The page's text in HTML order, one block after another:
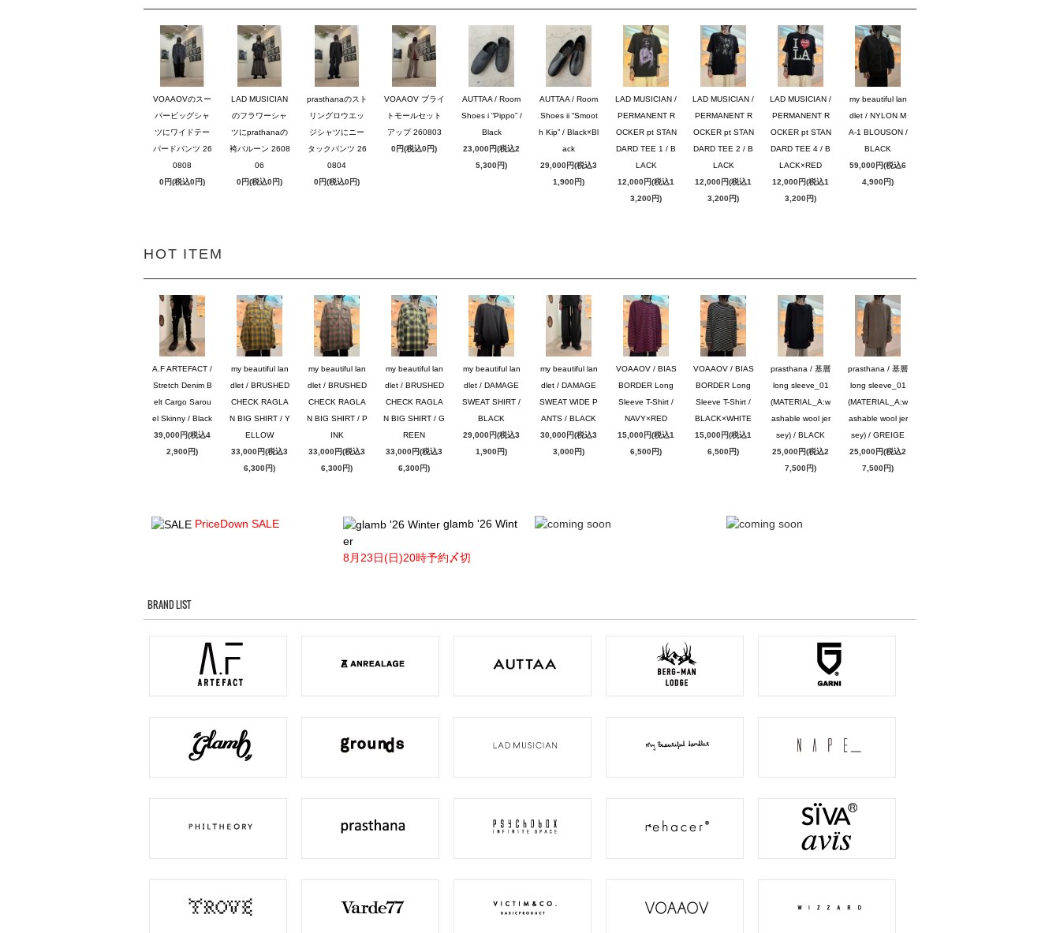
VOAAOVのスー
パービッグシャ
ツにワイドテー
パードパンツ 26
0808
0円(税込0円)
LAD MUSICIAN
のフラワーシャ
ツにprathanaの
袴バルーン 2608
06
0円(税込0円)
prasthanaのスト
リングロウエッ
ジシャツにニー
タックパンツ 26
0804
0円(税込0円)
VOAAOV ブライ
トモールセット
アップ 260803
0円(税込0円)
AUTTAA / Room
Shoes i “Pippo” /
Black
23,000円(税込2
5,300円)
AUTTAA / Room
Shoes ii “Smoot
h Kip” / Black×Bl
ack
29,000円(税込3
1,900円)
LAD MUSICIAN /
PERMANENT R
OCKER pt STAN
DARD TEE 1 / B
LACK
12,000円(税込1
3,200円)
LAD MUSICIAN /
PERMANENT R
OCKER pt STAN
DARD TEE 2 / B
LACK
12,000円(税込1
3,200円)
LAD MUSICIAN /
PERMANENT R
OCKER pt STAN
DARD TEE 4 / B
LACK×RED
12,000円(税込1
3,200円)
my beautiful lan
dlet / NYLON M
A-1 BLOUSON /
BLACK
59,000円(税込6
4,900円)
HOT ITEM
A.F ARTEFACT /
Stretch Denim B
elt Cargo Sarou
el Skinny / Black
39,000円(税込4
2,900円)
my beautiful lan
dlet / BRUSHED
CHECK RAGLA
N BIG SHIRT / Y
ELLOW
33,000円(税込3
6,300円)
my beautiful lan
dlet / BRUSHED
CHECK RAGLA
N BIG SHIRT / P
INK
33,000円(税込3
6,300円)
my beautiful lan
dlet / BRUSHED
CHECK RAGLA
N BIG SHIRT / G
REEN
33,000円(税込3
6,300円)
my beautiful lan
dlet / DAMAGE
SWEAT SHIRT /
BLACK
29,000円(税込3
1,900円)
my beautiful lan
dlet / DAMAGE
SWEAT WIDE P
ANTS / BLACK
30,000円(税込3
3,000円)
VOAAOV / BIAS
BORDER Long
Sleeve T-Shirt /
NAVY×RED
15,000円(税込1
6,500円)
VOAAOV / BIAS
BORDER Long
Sleeve T-Shirt /
BLACK×WHITE
15,000円(税込1
6,500円)
prasthana / 基層
long sleeve_01
(MATERIAL_A:w
ashable wool jer
sey) / BLACK
25,000円(税込2
7,500円)
prasthana / 基層
long sleeve_01
(MATERIAL_A:w
ashable wool jer
sey) / GREIGE
25,000円(税込2
7,500円)
PriceDown SALE
glamb '26 Wint
er
8月23日(日)20時予約〆切
BRAND LIST